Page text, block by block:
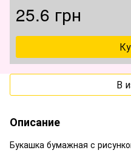
25.6 грн
В
Описание
Букашка бумажная с